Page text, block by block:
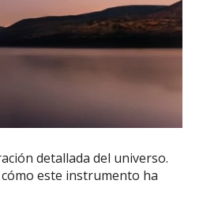
detallada del universo.
este instrumento ha